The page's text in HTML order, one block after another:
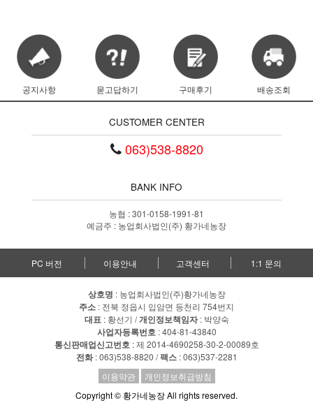
공지사항 묻고답하기 구매후기 배송조회
CUSTOMER CENTER
063)538-8820
BANK INFO
농협 : 301-0158-1991-81
예금주 : 농업회사법인(주) 황가네농장
PC 버전 이용안내 고객센터 1:1 문의
상호명 : 농업회사법인(주)황가네농장
주소 : 전북 정읍시 입암면 등천리 754번지
대표 : 황선기 /개인정보책임자: 박양숙
사업자등록번호 : 404-81-43840
통신판매업신고번호 : 제 2014-4690258-30-2-00089호
전화: 063)538-8820 /팩스: 063)537-2281
이용약관
개인정보취급방침
Copyright © 황가네농장 All rights reserved.